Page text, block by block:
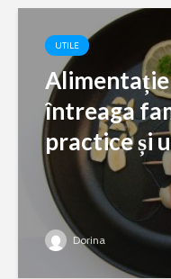
UTILE
întreaga
practice și
Dorina